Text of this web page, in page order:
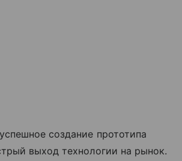
создание прототипа
выход технологии на рынок.